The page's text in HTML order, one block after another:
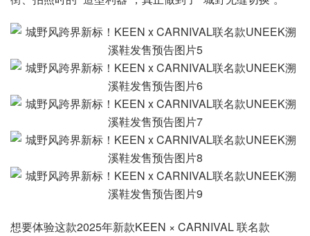
想要体验这款2025年新款KEEN × CARNIVAL 联名款